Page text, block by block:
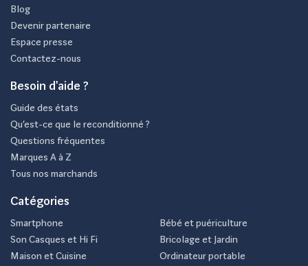
Blog
Devenir partenaire
Espace presse
Contactez-nous
Besoin d'aide ?
Guide des états
Qu’est-ce que le reconditionné ?
Questions fréquentes
Marques A à Z
Tous nos marchands
Catégories
Smartphone
Son Casques et Hi Fi
Maison et Cuisine
Bébé et puériculture
Bricolage et Jardin
Ordinateur portable